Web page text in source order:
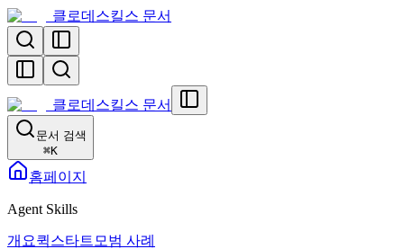
클로데스킬스 문서
클로데스킬스 문서
문서 검색
⌘K
홈페이지
Agent Skills
개요퀵스타트 모범 사례